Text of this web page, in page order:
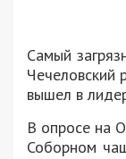
Самый
Чечеловский
вышел в
В опросе на
Соборном